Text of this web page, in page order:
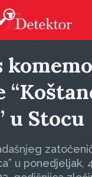
u Stocu
u ponedjeljak,